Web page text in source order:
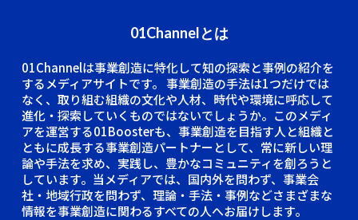
01Channelとは
01Channelは事業創造に特化して知の探索と事例の紹介を
するメディアサイトです。 事業創造の手法は1つだけでは
なく、取り組む組織の文化や人材、時代や環境に呼応して
進化・探索していくものではないでしょうか。このメディ
アを運営する01Boosterも、事業創造を目指す人と組織と
ともに成長する事業創造パートナーとして、常に新しい理
論や手法を求め、実践し、豊かなコミュニティを創ろうと
しています。当メディアでは、国内外を問わず、事業会
社・地域行政を問わず、理論・手法・事例などさまざまな
情報を事業創造に関わるすべての人へお届けします。